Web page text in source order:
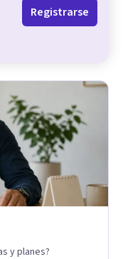
Registrarse
y planes?